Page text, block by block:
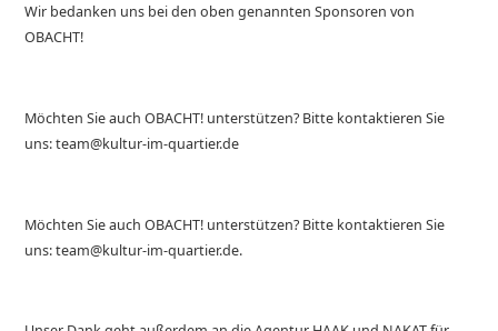
Wir bedanken uns bei den oben genannten Sponsoren von
OBACHT!
Möchten Sie auch OBACHT! unterstützen? Bitte kontaktieren Sie
uns: team@kultur-im-quartier.de
Möchten Sie auch OBACHT! unterstützen? Bitte kontaktieren Sie
uns: team@kultur-im-quartier.de.